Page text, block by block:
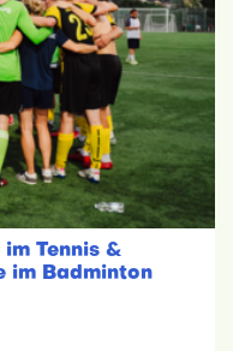
im Tennis &
im Badminton